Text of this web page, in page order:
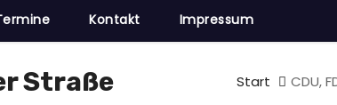
Kontakt Impressum
Straße Start CDU,